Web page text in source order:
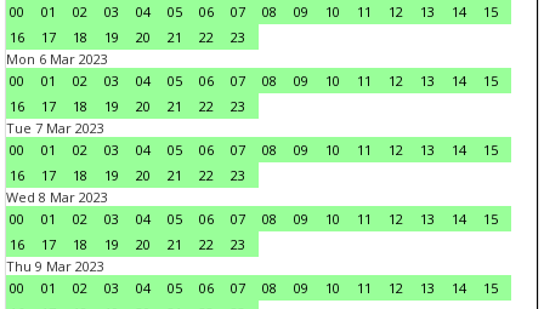
00
01 02 03 04 05 06 07 08 09 10 11 12 13 14
15
16
17 18 19 20 21 22
23
Mon 6 Mar 2023
00
01 02 03 04 05 06 07 08 09 10 11 12 13 14
15
16
17 18 19 20 21 22
23
Tue 7 Mar 2023
00
01 02 03 04 05 06 07 08 09 10 11 12 13 14
15
16
17 18 19 20 21 22
23
Wed 8 Mar 2023
00
01 02 03 04 05 06 07 08 09 10 11 12 13 14
15
16
17 18 19 20 21 22
23
Thu 9 Mar 2023
00
01 02 03 04 05 06 07 08 09 10 11 12 13 14
15